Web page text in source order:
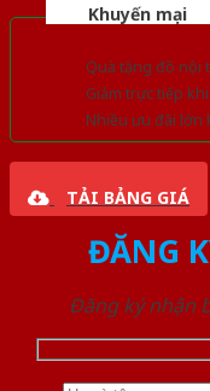
Khuyến mại
Quà tặng đồ nội
Giảm trực tiếp
Nhiều ưu đãi lớn
TẢI BẢNG GIÁ
ĐĂNG
Đăng ký nhận